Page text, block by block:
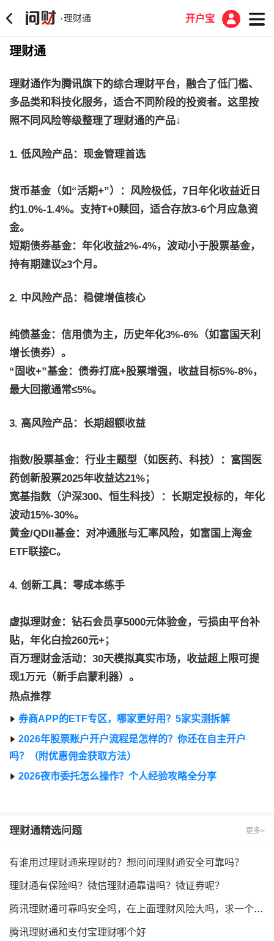
·理财通 开户宝
理财通
理财通作为腾讯旗下的综合理财平台，融合了低门槛、
多品类和科技化服务，适合不同阶段的投资者。这里按
照不同风险等级整理了理财通的产品↓
1. 低风险产品：现金管理首选
货币基金（如“活期+”）：风险极低，7日年化收益近日
约1.0%-1.4%。支持T+0赎回，适合存放3-6个月应急资
金。
短期债券基金：年化收益2%-4%，波动小于股票基金，
持有期建议≥3个月。
2. 中风险产品：稳健增值核心
纯债基金：信用债为主，历史年化3%-6%（如富国天利
增长债券）。
“固收+”基金：债券打底+股票增强，收益目标5%-8%，
最大回撤通常≤5%。
3. 高风险产品：长期超额收益
指数/股票基金：行业主题型（如医药、科技）：富国医
药创新股票2025年收益达21%；
宽基指数（沪深300、恒生科技）：长期定投标的，年化
波动15%-30%。
黄金/QDII基金：对冲通胀与汇率风险，如富国上海金
ETF联接C。
4. 创新工具：零成本练手
虚拟理财金：钻石会员享5000元体验金，亏损由平台补
贴，年化白捡260元+；
百万理财金活动：30天模拟真实市场，收益超上限可提
现1万元（新手启蒙利器）。
热点推荐
券商APP的ETF专区，哪家更好用？5家实测拆解
2026年股票账户开户流程是怎样的？你还在自主开户
吗？（附优惠佣金获取方法）
2026夜市委托怎么操作？个人经验攻略全分享
理财通精选问题 更多>
有谁用过理财通来理财的？想问问理财通安全可靠吗？
理财通有保险吗？微信理财通靠谱吗？微证券呢？
腾讯理财通可靠吗安全吗，在上面理财风险大吗，求一个专业详细的解答
腾讯理财通和支付宝理财哪个好